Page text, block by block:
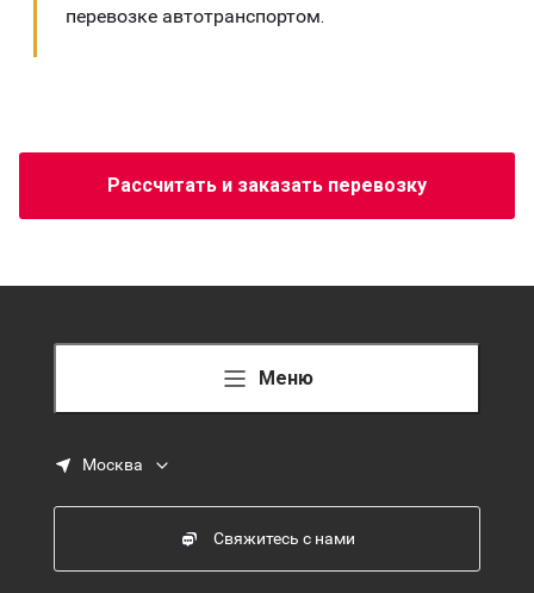
перевозке автотранспортом.
Рассчитать и заказать перевозку
Меню
Москва
Свяжитесь с нами